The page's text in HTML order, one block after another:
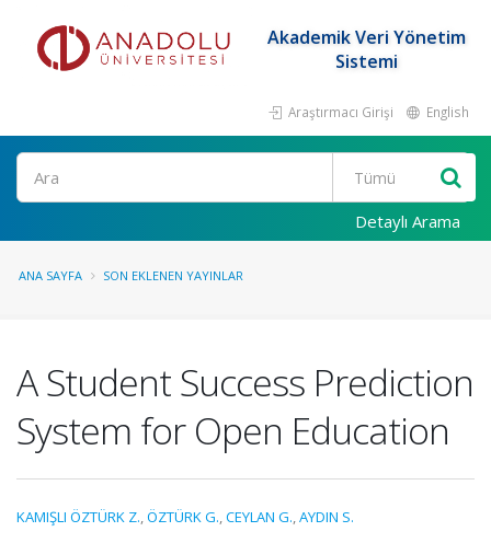
Akademik Veri Yönetim
Sistemi
Araştırmacı Girişi English
Ara
Detaylı Arama
ANA SAYFA SON EKLENEN YAYINLAR
A Student Success Prediction
System for Open Education
KAMIŞLI ÖZTÜRK Z.,ÖZTÜRK G.,CEYLAN G.,AYDIN S.